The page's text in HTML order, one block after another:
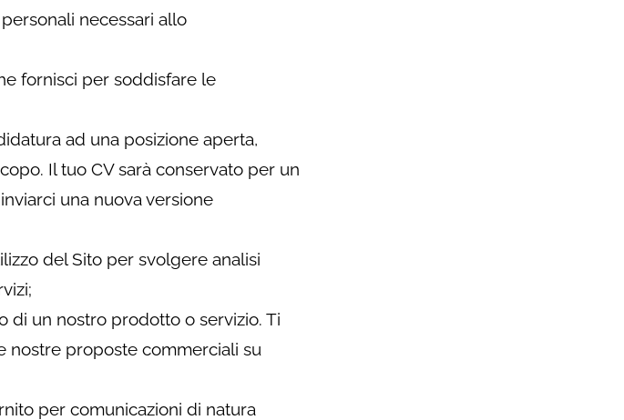
necessari allo
fornisci per soddisfare le
ad una posizione aperta,
Il tuo CV sarà conservato per un
una nuova versione
del Sito per svolgere analisi
di un nostro prodotto o servizio. Ti
nostre proposte commerciali su
per comunicazioni di natura